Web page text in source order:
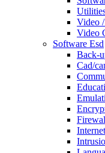
Video
Video
Software Esd
Back-
Cad/